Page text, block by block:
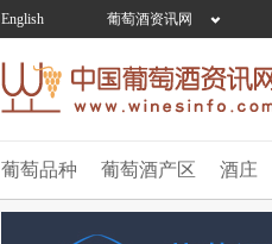
English 葡萄酒资讯网
葡萄品种 葡萄酒产区 酒庄